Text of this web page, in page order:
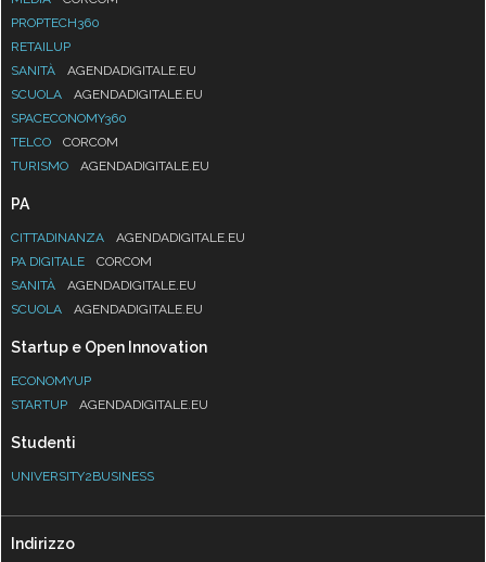
PROPTECH360
RETAILUP
SANITÀ
AGENDADIGITALE.EU
SCUOLA
AGENDADIGITALE.EU
SPACECONOMY360
TELCO
CORCOM
TURISMO
AGENDADIGITALE.EU
PA
CITTADINANZA
AGENDADIGITALE.EU
PA DIGITALE
CORCOM
SANITÀ
AGENDADIGITALE.EU
SCUOLA
AGENDADIGITALE.EU
Startup e Open Innovation
ECONOMYUP
STARTUP
AGENDADIGITALE.EU
Studenti
UNIVERSITY2BUSINESS
Indirizzo